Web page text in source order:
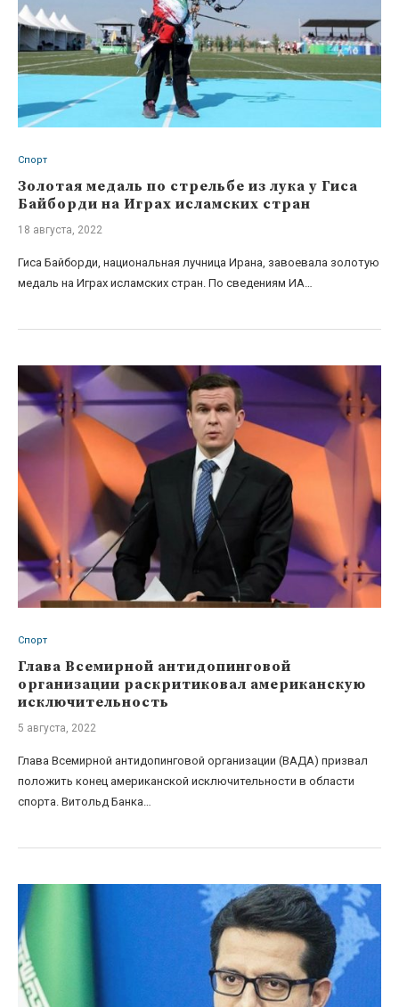
Спорт
Золотая медаль по стрельбе из лука у Гиса
Байборди на Играх исламских стран
18 августа, 2022
Гиса Байборди, национальная лучница Ирана, завоевала золотую
медаль на Играх исламских стран. По сведениям ИА…
Спорт
Глава Всемирной антидопинговой
организации раскритиковал американскую
исключительность
5 августа, 2022
Глава Всемирной антидопинговой организации (ВАДА) призвал
положить конец американской исключительности в области
спорта. Витольд Банка…